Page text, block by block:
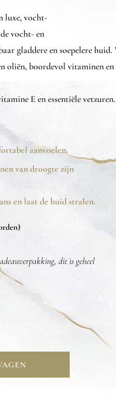
luxe, vocht-
devocht- en
gladdereensoepelerehuid.
oliën, boordevol vitaminenen
E enessentiëlevetzuren
aanvoelen.
van droogte zijn
en laat de huid stralen.
dit is geheel